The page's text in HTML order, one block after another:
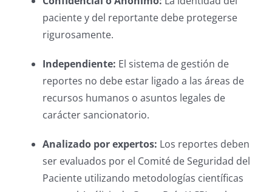
paciente y del reportante debe protegerse
rigurosamente.
Independiente: El sistema de gestión de
reportes no debe estar ligado a las áreas de
recursos humanos o asuntos legales de
carácter sancionatorio.
Analizado por expertos: Los reportes deben
ser evaluados por el Comité de Seguridad del
Paciente utilizando metodologías científicas